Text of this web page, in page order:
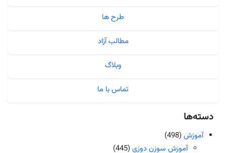
طرح ها
مطالب آزاد
وبلاگ
تماس با ما
دسته‌ها
آموزش (498)
آموزش سوزن دوزی (445)